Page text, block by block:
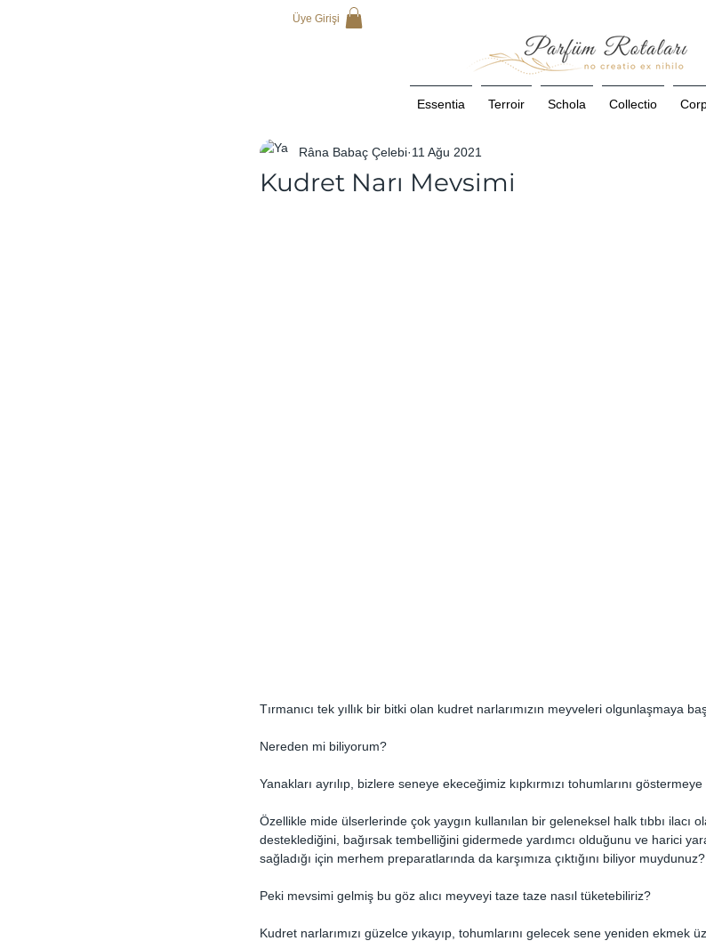
Üye Girişi
Essentia Terroir Schola Collectio
Kudret Narı Mevsimi
Râna Babaç Çelebi 11 Ağu 2021
Tırmanıcı tek yıllık bir bitki olan kudret narlarımızın meyveleri olgunlaşmaya
Nereden mi biliyorum?
Yanakları ayrılıp, bizlere seneye ekeceğimiz kıpkırmızı tohumlarını
Özellikle mide ülserlerinde çok yaygın kullanılan bir geleneksel halk tıbbı ilacı
desteklediğini, bağırsak tembelliğini gidermede yardımcı olduğunu ve harici
sağladığı için merhem preparatlarında da karşımıza çıktığını biliyor muydunuz?
Peki mevsimi gelmiş bu göz alıcı meyveyi taze taze nasıl tüketebiliriz?
Kudret narlarımızı güzelce yıkayıp, tohumlarını gelecek sene yeniden ekmek